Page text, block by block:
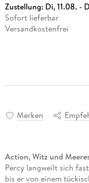
Zustellung: Di, 11.08. -
Sofort lieferbar
Versandkostenfrei
Merken
Action, Witz und
Percy langweilt sich
bis er von einem